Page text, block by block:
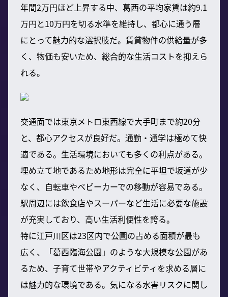
年間2万円ほど上昇する中、葛西の平均家賃は約9.1
万円と10万円を切る水準を維持し、都心に通う層
にとって魅力的な選択肢だ。賃貸物件の供給量が多
く、物価も安いため、総合的な生活コストを抑えら
れる。
交通面では東京メトロ東西線で大手町まで約20分
と、都心アクセスが良好だ。通勤・通学は極めて快
適である。生活環境においても多くの利点がある。
埋め立て地であるため地形は完全に平坦で坂道が少
なく、自転車やベビーカーでの移動が容易である。
駅周辺には飲食店やスーパーなど生活に必要な施設
が充実しており、高い生活利便性を誇る。
特に江戸川区は23区内で公園の占める面積が最も
広く、「葛西臨海公園」のような大規模な公園があ
るため、子育て世帯やアクティビティを求める層に
は魅力的な環境である。気になる水害リスクに関し